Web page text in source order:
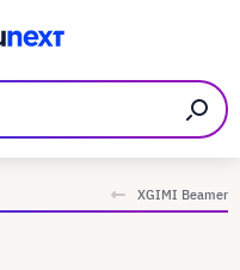
XGIMI Beamer